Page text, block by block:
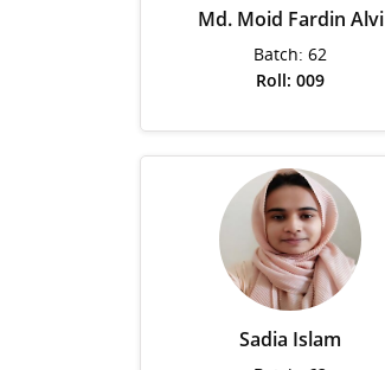
Md. Moid Fardin Alvi
Batch: 62
Roll: 009
Sadia Islam